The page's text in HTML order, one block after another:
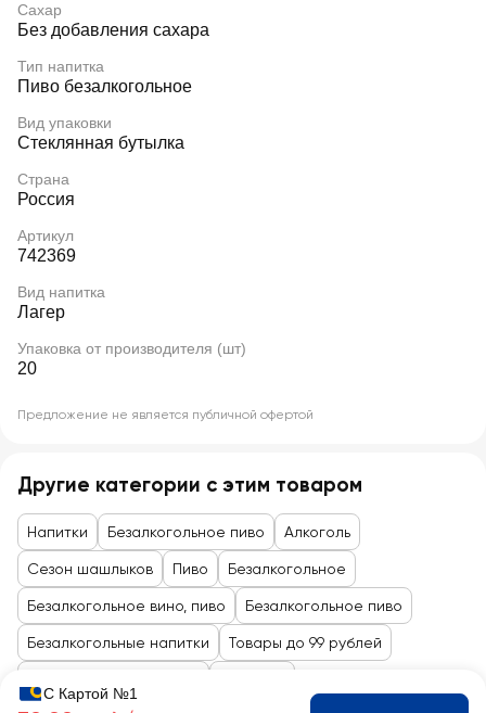
Сахар
Без добавления сахара
Тип напитка
Пиво безалкогольное
Вид упаковки
Стеклянная бутылка
Страна
Россия
Артикул
742369
Вид напитка
Лагер
Упаковка от производителя (шт)
20
Предложение не является публичной офертой
Другие категории с этим товаром
Напитки Безалкогольное пиво Алкоголь
Сезон шашлыков Пиво Безалкогольное
Безалкогольное вино, пиво Безалкогольное пиво
Безалкогольные напитки Товары до 99 рублей
С Картой №1